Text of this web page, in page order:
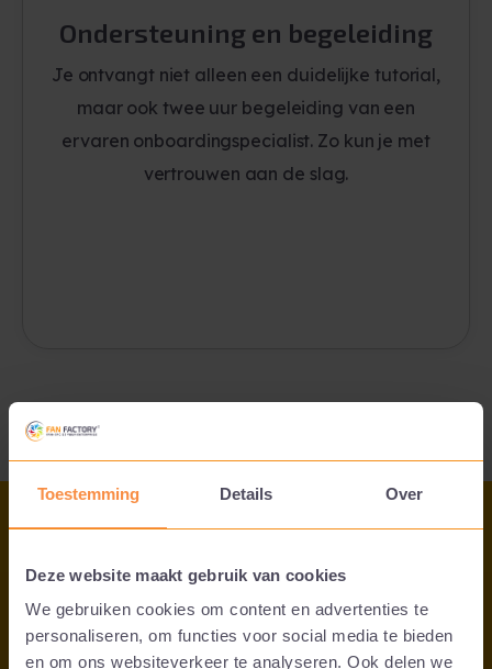
Toestemming Details Over
Deze website maakt gebruik van cookies
We gebruiken cookies om content en advertenties te
personaliseren, om functies voor social media te bieden
en om ons websiteverkeer te analyseren. Ook delen we
Ondersteuning en begeleiding
Je ontvangt niet alleen een duidelijke tutorial,
maar ook twee uur begeleiding van een
ervaren onboardingspecialist. Zo kun je met
vertrouwen aan de slag.
Onboarding
Doe-Het-Zelf/